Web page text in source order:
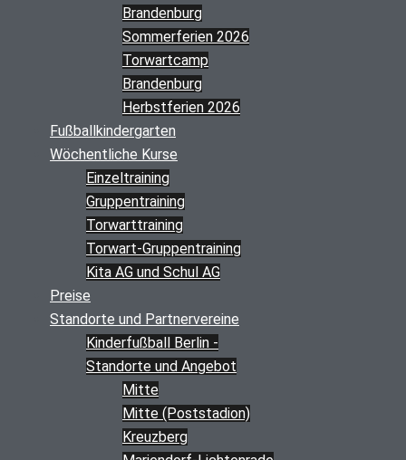
Brandenburg
Sommerferien 2026
Torwartcamp
Brandenburg
Herbstferien 2026
Fußballkindergarten
Wöchentliche Kurse
Einzeltraining
Gruppentraining
Torwarttraining
Torwart-Gruppentraining
Kita AG und Schul AG
Preise
Standorte und Partnervereine
Kinderfußball Berlin -
Standorte und Angebot
Mitte
Mitte (Poststadion)
Kreuzberg